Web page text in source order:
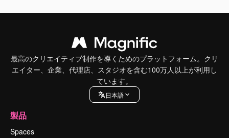
最高のクリエイティブ制作を導くためのプラットフォーム。クリ
エイター、企業、代理店、スタジオを含む100万人以上が利用し
ています。
日本語
製品
Spaces